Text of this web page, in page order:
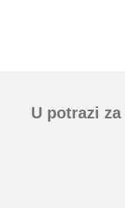
U potrazi